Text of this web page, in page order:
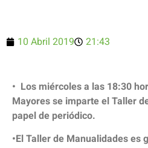
10 Abril 2019 21:43
• Los miércoles a las 18:30
Mayores se imparte el Taller
papel de periódico.
•El Taller de Manualidades es